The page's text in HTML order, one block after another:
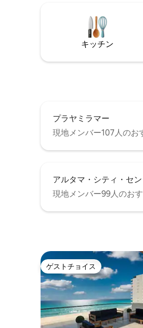
キッチン
プラヤミラマー
現地メンバー107人のお
アルタマ・シティ・セ
現地メンバー99人のお
ゲストチョイス
ゲストチョイス